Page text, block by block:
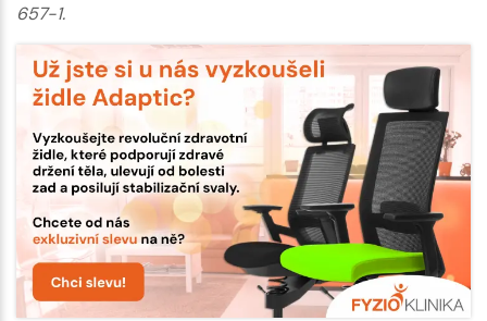
657-1.